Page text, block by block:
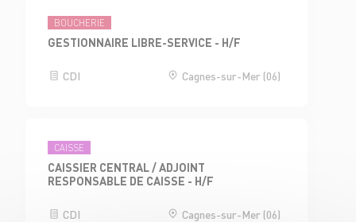
BOUCHERIE
GESTIONNAIRE LIBRE-SERVICE - H/F
CDI Cagnes-sur-Mer (06)
CAISSE
CAISSIER CENTRAL / ADJOINT
RESPONSABLE DE CAISSE - H/F
CDI Cagnes-sur-Mer (06)